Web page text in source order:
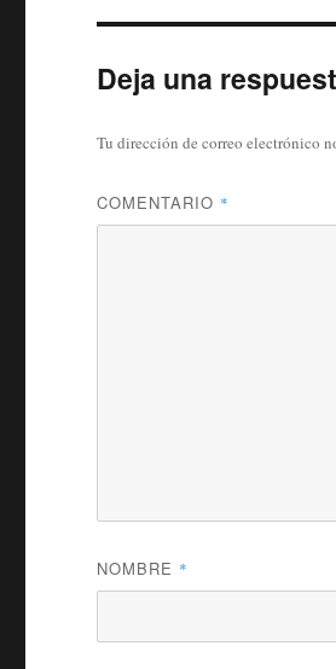
Deja una
Tu dirección de correo electrónico
COMENTARIO *
NOMBRE *